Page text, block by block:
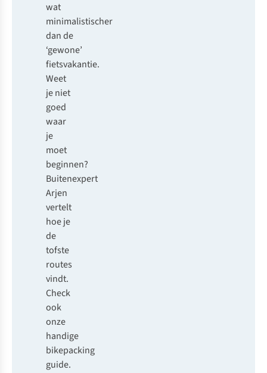
wat
minimalistischer
dan de
‘gewone’
fietsvakantie.
Weet
je niet
goed
waar
je
moet
beginnen?
Buitenexpert
Arjen
vertelt
hoe je
de
tofste
routes
vindt.
Check
ook
onze
handige
bikepacking
guide.